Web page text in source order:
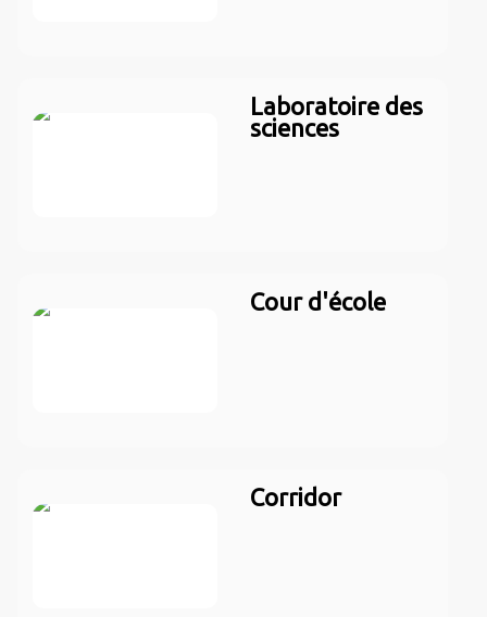
Laboratoire des
sciences
Cour d'école
Corridor